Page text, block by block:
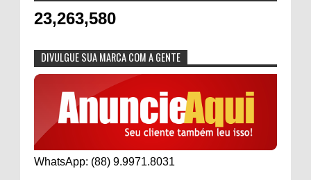
23,263,580
DIVULGUE SUA MARCA COM A GENTE
WhatsApp: (88) 9.9971.8031